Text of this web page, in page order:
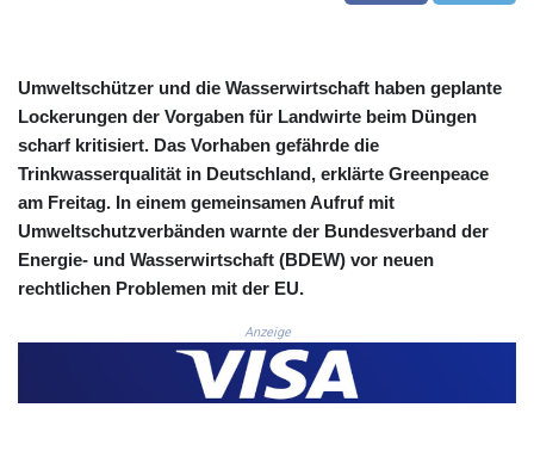
CUP 30.637594
CVE 110.26363
CZK 24.258158
DJF 205.267449
DKK 7.477932
DOP 67.289164
DZD 152.967099
EGP 57.380687
ETB 186.049588
FJD 2.553384
FKP 0.8566
Umweltschützer und die Wasserwirtschaft haben geplante
Lockerungen der Vorgaben für Landwirte beim Düngen
scharf kritisiert. Das Vorhaben gefährde die
Trinkwasserqualität in Deutschland, erklärte Greenpeace
am Freitag. In einem gemeinsamen Aufruf mit
Umweltschutzverbänden warnte der Bundesverband der
Energie- und Wasserwirtschaft (BDEW) vor neuen
rechtlichen Problemen mit der EU.
Anzeige